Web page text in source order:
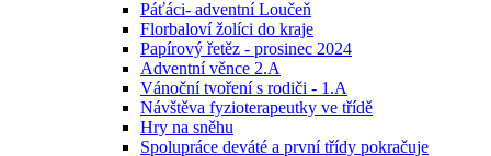
Páťáci- adventní Loučeň
Florbaloví žolíci do kraje
Papírový řetěz - prosinec 2024
Adventní věnce 2.A
Vánoční tvoření s rodiči - 1.A
Návštěva fyzioterapeutky ve třídě
Hry na sněhu
Spolupráce deváté a první třídy pokračuje